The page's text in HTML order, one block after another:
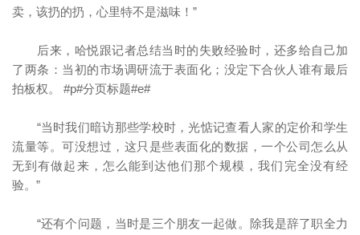
卖，该扔的扔，心里特不是滋味！”
后来，哈悦跟记者总结当时的失败经验时，还多给自己加
了两条：当初的市场调研流于表面化；没定下合伙人谁有最后
拍板权。 #p#分页标题#e#
“当时我们暗访那些学校时，光惦记查看人家的定价和学生
流量等。可没想过，这只是些表面化的数据，一个公司怎么从
无到有做起来，怎么能到达他们那个规模，我们完全没有经
验。”
“还有个问题，当时是三个朋友一起做。除我是辞了职全力